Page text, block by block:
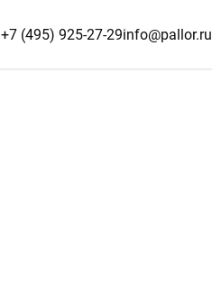
+7 (495) 925-27-29info@pallor.ru